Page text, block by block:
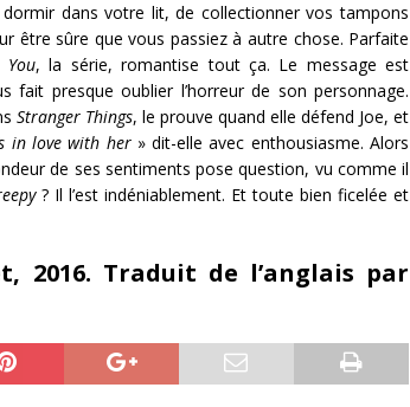
dans votre lit, de collectionner vos tampons
être sûre que vous passiez à autre chose. Parfaite
You, la série, romantise tout ça. Le message est
fait presque oublier l’horreur de son personnage.
Stranger Things, le prouve quand elle défend Joe, et
in love with her» dit-elle avec enthousiasme. Alors
de ses sentiments pose question, vu comme il
? Il l’est indéniablement. Et toute bien ficelée et
2016. Traduit de l’anglais par